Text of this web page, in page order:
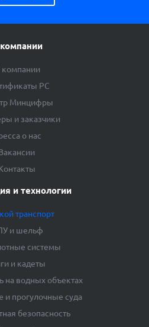
РС
Минцифры
и заказчики
о нас
и технологии
транспорт
и шельф
системы
и кадеты
на водных объектах
прогулочные суда
безопасность